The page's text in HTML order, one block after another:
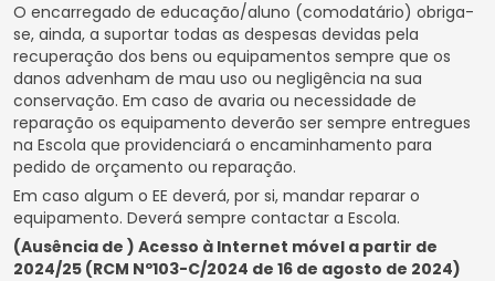
O encarregado de educação/aluno (comodatário) obriga-
se, ainda, a suportar todas as despesas devidas pela
recuperação dos bens ou equipamentos sempre que os
danos advenham de mau uso ou negligência na sua
conservação. Em caso de avaria ou necessidade de
reparação os equipamento deverão ser sempre entregues
na Escola que providenciará o encaminhamento para
pedido de orçamento ou reparação.
Em caso algum o EE deverá, por si, mandar reparar o
equipamento. Deverá sempre contactar a Escola.
(Ausência de ) Acesso à Internet móvel a partir de
2024/25 (RCM Nº103-C/2024 de 16 de agosto de 2024)